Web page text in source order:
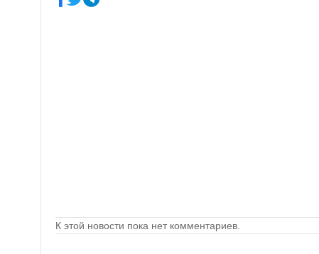
К этой новости пока нет комментариев.